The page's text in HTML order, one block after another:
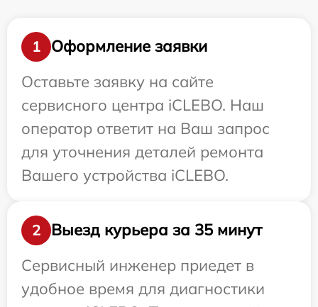
1
Оформление заявки
Оставьте заявку на сайте
сервисного центра iCLEBO. Наш
оператор ответит на Ваш запрос
для уточнения деталей ремонта
Вашего устройства iCLEBO.
2
Выезд курьера за 35 минут
Сервисный инженер приедет в
удобное время для диагностики